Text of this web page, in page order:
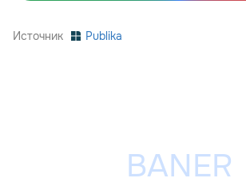
Источник Publika